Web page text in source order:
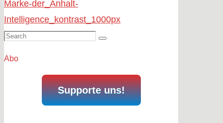
Search
Search
Abo
Supporte uns!